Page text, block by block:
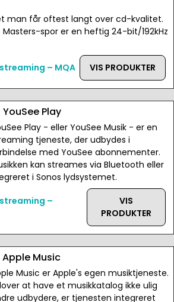
man får oftest langt over cd-kvalitet.
Masters-spor er en heftig 24-bit/192kHz
– MQA
VIS PRODUKTER
Play
Play - eller YouSee Musik - er en
tjeneste, der udbydes i
med YouSee abonnementer.
kan streames via Bluetooth eller
i Sonos lydsystemet.
–
VIS
PRODUKTER
Music
Music er Apple's egen musiktjeneste.
at have et musikkatalog ikke ulig
udbydere, er tjenesten integreret